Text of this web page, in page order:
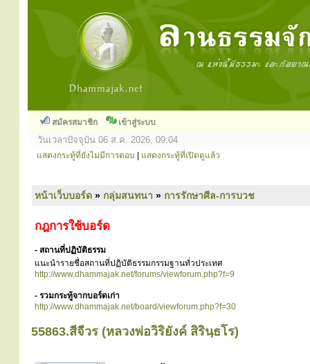
สมัครสมาชิก เข้าสู่ระบบ
วันเวลาปัจจุบัน 06 ส.ค. 2026, 09:04
แสดงกระทู้ที่ยังไม่มีการตอบ แสดงกระทู้ที่เปิดดูแล้ว
หน้าเว็บบอร์ด » กลุ่มสนทนา » การรักษาศีล-การบวช
กฎการใช้บอร์ด
- สถานที่ปฏิบัติธรรม
แนะนำรายชื่อสถานที่ปฏิบัติธรรมกรรมฐานทั่วประเทศ
http://www.dhammajak.net/forums/viewforum.php?f=9
- รวมกระทู้จากบอร์ดเก่า
http://www.dhammajak.net/board/viewforum.php?f=30
55863.สีจีวร (หลวงพ่อวิริยังค์ สิรินฺธโร)